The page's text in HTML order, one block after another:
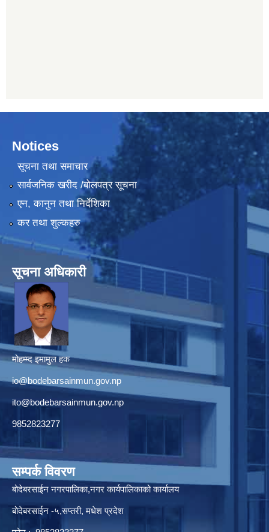
Notices
सूचना तथा समाचार
सार्वजनिक खरीद /बोलपत्र सूचना
एन, कानुन तथा निर्देशिका
कर तथा शुल्कहरु
सूचना अधिकारी
मोहम्म्द इमामुल हक
io@bodebarsainmun.gov.np
ito@bodebarsainmun.gov.np
9852823277
सम्पर्क विवरण
बोदेबरसाईन नगरपालिका,नगर कार्यपालिकाको कार्यालय
बोदेबरसाईन -५,सप्तरी, मधेश प्रदेश